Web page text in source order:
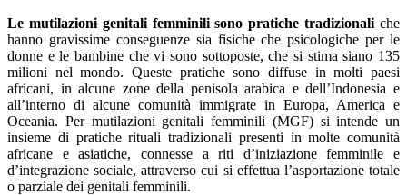
Le mutilazioni genitali femminili sono pratiche tradizionali che
hanno gravissime conseguenze sia fisiche che psicologiche per le
donne e le bambine che vi sono sottoposte, che si stima siano 135
milioni nel mondo. Queste pratiche sono diffuse in molti paesi
africani, in alcune zone della penisola arabica e dell’Indonesia e
all’interno di alcune comunità immigrate in Europa, America e
Oceania. Per mutilazioni genitali femminili (MGF) si intende un
insieme di pratiche rituali tradizionali presenti in molte comunità
africane e asiatiche, connesse a riti d’iniziazione femminile e
d’integrazione sociale, attraverso cui si effettua l’asportazione totale
o parziale dei genitali femminili.